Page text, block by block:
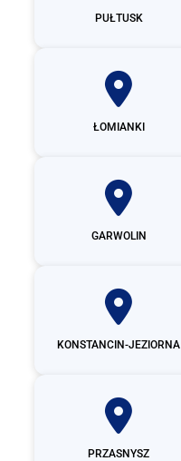
PUŁTUSK
ŁOMIANKI
GARWOLIN
KONSTANCIN-JEZIORNA
PRZASNYSZ